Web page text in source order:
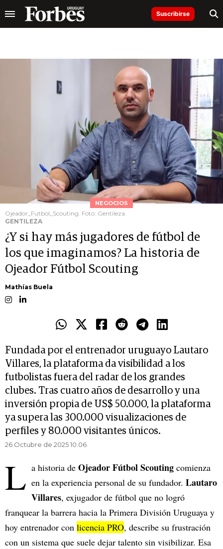
Suscribirse
NEGOCIOS
Ojeador_Futbol_Scouting. Foto: Gentileza.
GENTILEZA
¿Y si hay más jugadores de fútbol de
los que imaginamos? La historia de
Ojeador Fútbol Scouting
Mathías Buela
Fundada por el entrenador uruguayo Lautaro
Villares, la plataforma da visibilidad a los
futbolistas fuera del radar de los grandes
clubes. Tras cuatro años de desarrollo y una
inversión propia de US$ 50.000, la plataforma
ya supera las 300.000 visualizaciones de
perfiles y 80.000 visitantes únicos.
26 Octubre de 2025 10.06
L a historia de Ojeador Fútbol Scouting comienza
en la experiencia personal de su fundador. Lautaro
Villares, exjugador de fútbol que no logró
franquear la barrera hacia la Primera División Uruguaya y
hoy entrenador con licencia PRO, describe su frustración
con un sistema que suele dejar talento sin visibilizar. Esa